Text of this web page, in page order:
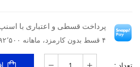
پرداخت قسطی و اعتباری با
۴ قسط بدون کارمزد، ماهانه ۲٬۰۹۲٬۵۰۰ تومان
تعداد :